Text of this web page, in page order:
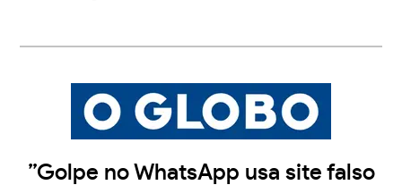
”Golpe no WhatsApp usa site falso